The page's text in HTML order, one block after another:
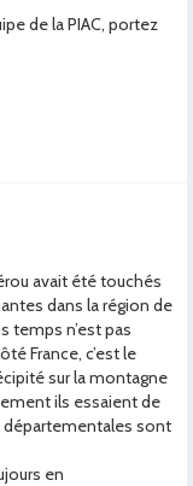
de la PIAC, portez
avait été touchés
dans la région de
temps n’est pas
France, c’est le
sur la montagne
ils essaient de
départementales sont
en